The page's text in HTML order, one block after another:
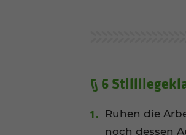
§ 6
Ruhen die
noch dessen